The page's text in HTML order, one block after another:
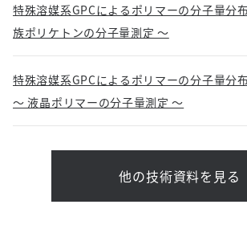
特殊溶媒系GPCによるポリマーの分子量分
族ポリケトンの分子量測定 ～
特殊溶媒系GPCによるポリマーの分子量分
～ 液晶ポリマーの分子量測定 ～
他の技術資料を見る